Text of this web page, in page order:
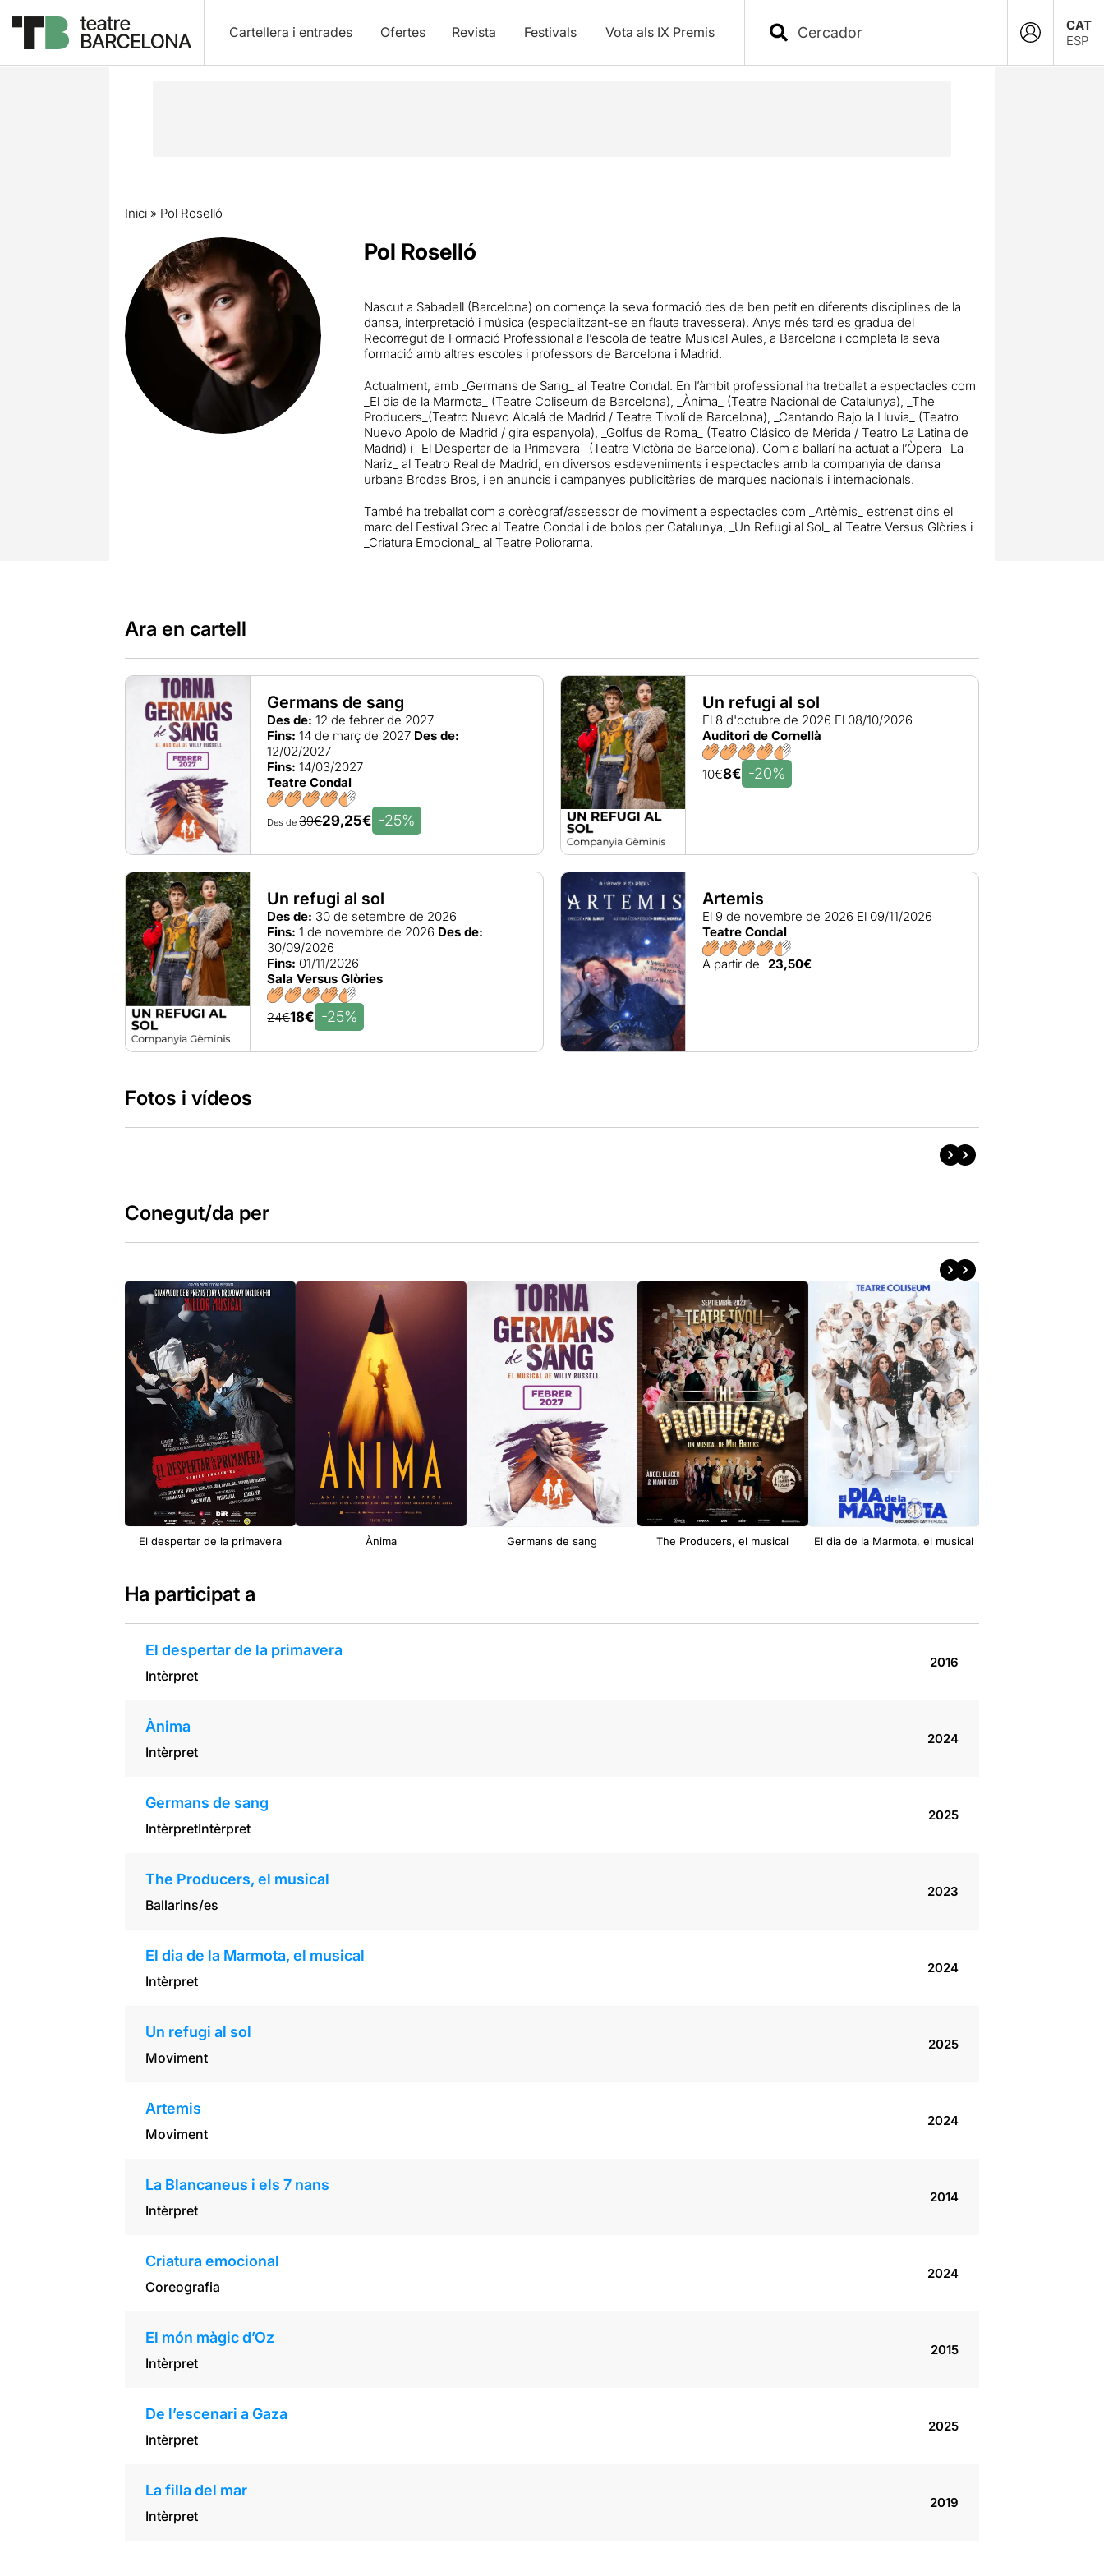
Cartellera i entrades Ofertes Revista Festivals Vota als IX Premis
CAT
ESP
Inici» Pol Roselló
Pol Roselló
Nascut a Sabadell (Barcelona) on comença la seva formació des de ben petit en diferents disciplines de la
dansa, interpretació i música (especialitzant-se en flauta travessera). Anys més tard es gradua del
Recorregut de Formació Professional a l’escola de teatre Musical Aules, a Barcelona i completa la seva
formació amb altres escoles i professors de Barcelona i Madrid.
Actualment, amb _Germans de Sang_ al Teatre Condal. En l’àmbit professional ha treballat a espectacles com
_El dia de la Marmota_ (Teatre Coliseum de Barcelona), _Ànima_ (Teatre Nacional de Catalunya), _The
Producers_(Teatro Nuevo Alcalá de Madrid / Teatre Tivolí de Barcelona), _Cantando Bajo la Lluvia_ (Teatro
Nuevo Apolo de Madrid / gira espanyola), _Golfus de Roma_ (Teatro Clásico de Mèrida / Teatro La Latina de
Madrid) i _El Despertar de la Primavera_ (Teatre Victòria de Barcelona). Com a ballarí ha actuat a l’Òpera _La
Nariz_ al Teatro Real de Madrid, en diversos esdeveniments i espectacles amb la companyia de dansa
urbana Brodas Bros, i en anuncis i campanyes publicitàries de marques nacionals i internacionals.
També ha treballat com a corèograf/assessor de moviment a espectacles com _Artèmis_ estrenat dins el
marc del Festival Grec al Teatre Condal i de bolos per Catalunya, _Un Refugi al Sol_ al Teatre Versus Glòries i
_Criatura Emocional_ al Teatre Poliorama.
Ara en cartell
Germans de sang
Des de: 12 de febrer de 2027
Fins: 14 de març de 2027 Des de:
12/02/2027
Fins: 14/03/2027
Teatre Condal
Des de39€29,25€ -25%
Un refugi al sol
El 8 d'octubre de 2026 El 08/10/2026
Auditori de Cornellà
10€8€ -20%
Un refugi al sol
Des de: 30 de setembre de 2026
Fins: 1 de novembre de 2026 Des de:
30/09/2026
Fins: 01/11/2026
Sala Versus Glòries
24€18€ -25%
Artemis
El 9 de novembre de 2026 El 09/11/2026
Teatre Condal
A partir de 23,50€
Fotos i vídeos
Conegut/da per
El despertar de la primavera Ànima Germans de sang The Producers, el musical El dia de la Marmota, el musical
Ha participat a
El despertar de la primavera
Intèrpret
2016
Ànima
Intèrpret
2024
Germans de sang
IntèrpretIntèrpret
2025
The Producers, el musical
Ballarins/es
2023
El dia de la Marmota, el musical
Intèrpret
2024
Un refugi al sol
Moviment
2025
Artemis
Moviment
2024
La Blancaneus i els 7 nans
Intèrpret
2014
Criatura emocional
Coreografia
2024
El món màgic d’Oz
Intèrpret
2015
De l’escenari a Gaza
Intèrpret
2025
La filla del mar
Intèrpret
2019